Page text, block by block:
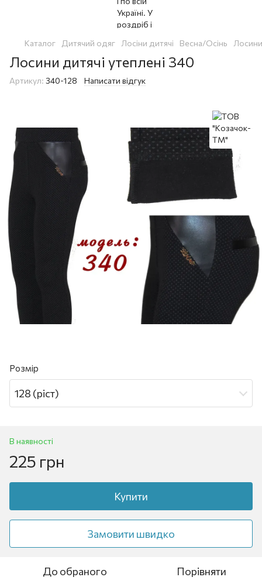
Каталог Дитячий одяг Лосіни дитячі Весна/Осінь
Лосини дитячі утеплені 340
Артикул: 340-128 Написати відгук
Розмір
128 (ріст)
В наявності
225 грн
Купити
Замовити швидко
До обраного Порівняти